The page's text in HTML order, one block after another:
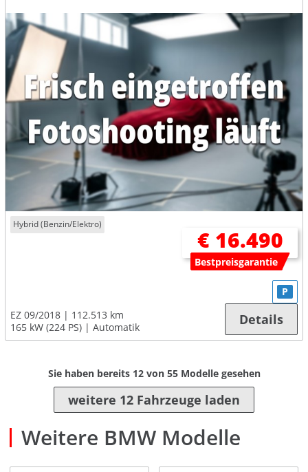
Hybrid (Benzin/Elektro)
€ 16.490
Bestpreisgarantie
EZ 09/2018
112.513 km
165 kW (224 PS)
Automatik
P
Details
Sie haben bereits 12von 55Modelle gesehen
weitere 12 Fahrzeuge laden
Weitere BMW Modelle